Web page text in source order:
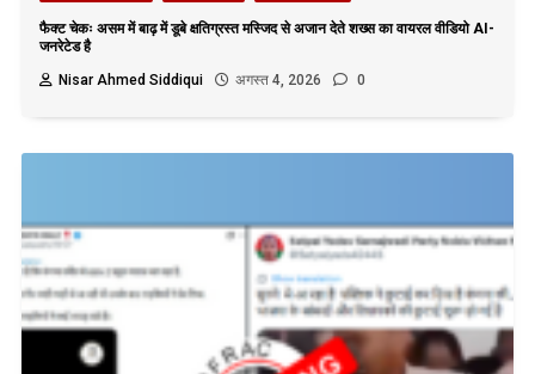
फैक्ट चेकः असम में बाढ़ में डूबे क्षतिग्रस्त मस्जिद से अजान देते शख्स का वायरल वीडियो AI-
जनरेटेड है
Nisar Ahmed Siddiqui
अगस्त 4, 2026 0